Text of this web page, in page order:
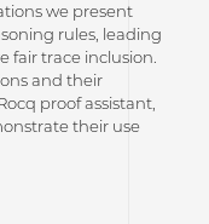
we present
rules, leading
fair trace inclusion.
and their
proof assistant,
their use